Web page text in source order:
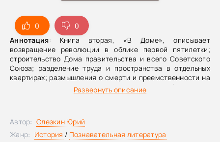
0
0
Аннотация: Книга вторая, «В Доме», описывает
возвращение революции в облике первой пятилетки;
строительство Дома правительства и всего Советского
Союза; разделение труда и пространства в отдельных
квартирах; размышления о смерти и преемственности на
пороге вечности и слияние прошлого с будущим в
волшебном царстве «счастливого детства».
Развернуть описание
Автор: Слезкин Юрий
Жанр: История / Познавательная литература